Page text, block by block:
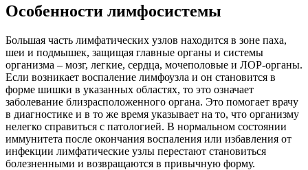
Особенности лимфосистемы
Большая часть лимфатических узлов находится в зоне паха,
шеи и подмышек, защищая главные органы и системы
организма – мозг, легкие, сердца, мочеполовые и ЛОР-органы.
Если возникает воспаление лимфоузла и он становится в
форме шишки в указанных областях, то это означает
заболевание близрасположенного органа. Это помогает врачу
в диагностике и в то же время указывает на то, что организму
нелегко справиться с патологией. В нормальном состоянии
иммунитета после окончания воспаления или избавления от
инфекции лимфатические узлы перестают становиться
болезненными и возвращаются в привычную форму.